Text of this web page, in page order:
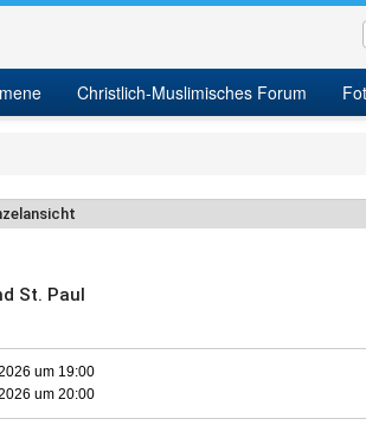
Christlich-Muslimisches Forum
St. Paul
um 19:00
um 20:00